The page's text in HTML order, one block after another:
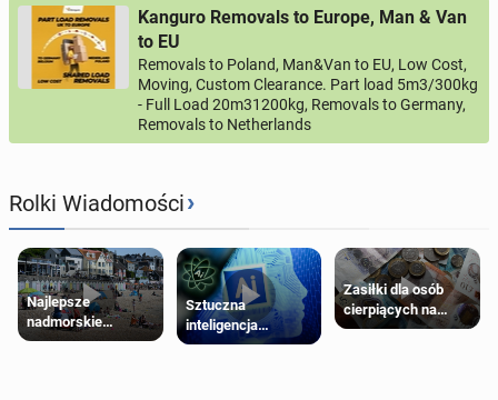
Kanguro Removals to Europe, Man & Van
to EU
Removals to Poland, Man&Van to EU, Low Cost,
Moving, Custom Clearance. Part load 5m3/300kg
- Full Load 20m31200kg, Removals to Germany,
Removals to Netherlands
Rolki Wiadomości›
Najlepsze
nadmorskie
miasteczko blisko
Sztuczna
inteligencja
próbowała oszukać
Zasiłki dla osób
cierpiących na
schorzenia